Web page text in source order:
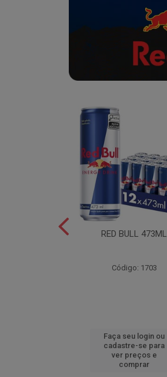
RED BULL 473ML
Código: 1703
Faça seu login ou
cadastre-se para
ver preços e
comprar